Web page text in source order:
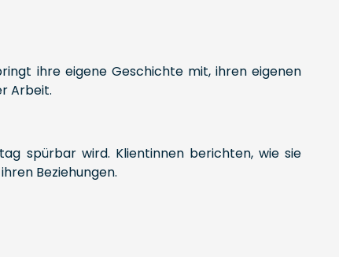
ihre eigene Geschichte mit, ihren eigenen
Arbeit.
spürbar wird. Klientinnen berichten, wie sie
Beziehungen.